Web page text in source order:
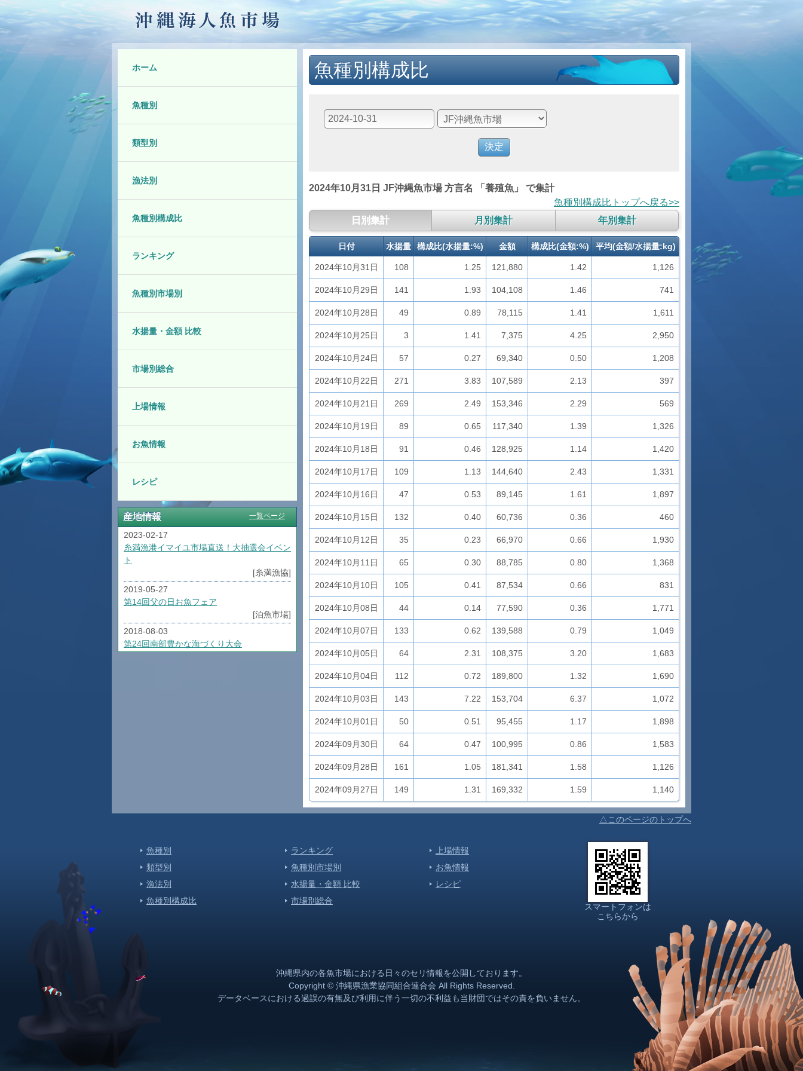
魚種別構成比
2024年10月31日 JF沖縄魚市場 方言名 「養殖魚」 で集計
魚種別構成比トップへ戻る>>
日別集計
月別集計 年別集計
日付 水揚量 構成比(水揚量:%) 金額 構成比(金額:%) 平均(金額/水揚量:kg)
2024年10月31日 108 1.25 121,880 1.42 1,126
2024年10月29日 141 1.93 104,108 1.46 741
2024年10月28日 49 0.89 78,115 1.41 1,611
2024年10月25日 3 1.41 7,375 4.25 2,950
2024年10月24日 57 0.27 69,340 0.50 1,208
2024年10月22日 271 3.83 107,589 2.13 397
2024年10月21日 269 2.49 153,346 2.29 569
2024年10月19日 89 0.65 117,340 1.39 1,326
2024年10月18日 91 0.46 128,925 1.14 1,420
2024年10月17日 109 1.13 144,640 2.43 1,331
2024年10月16日 47 0.53 89,145 1.61 1,897
2024年10月15日 132 0.40 60,736 0.36 460
2024年10月12日 35 0.23 66,970 0.66 1,930
2024年10月11日 65 0.30 88,785 0.80 1,368
2024年10月10日 105 0.41 87,534 0.66 831
2024年10月08日 44 0.14 77,590 0.36 1,771
2024年10月07日 133 0.62 139,588 0.79 1,049
2024年10月05日 64 2.31 108,375 3.20 1,683
2024年10月04日 112 0.72 189,800 1.32 1,690
2024年10月03日 143 7.22 153,704 6.37 1,072
2024年10月01日 50 0.51 95,455 1.17 1,898
2024年09月30日 64 0.47 100,995 0.86 1,583
2024年09月28日 161 1.05 181,341 1.58 1,126
2024年09月27日 149 1.31 169,332 1.59 1,140
ホーム
魚種別
類型別
漁法別
魚種別構成比
ランキング
魚種別市場別
水揚量・金額 比較
市場別総合
上場情報
お魚情報
レシピ
産地情報
2023-02-17
糸満漁港イマイユ市場直送！大抽選会イベン
ト
[糸満漁協]
2019-05-27
第14回父の日お魚フェア
[泊魚市場]
2018-08-03
第24回南部豊かな海づくり大会
2017-04-07
クロマグロのシーズン到来！！
鮮魚卸流通協同組合の新年会
2017-01-06
2017-01-04
[泊魚市場]
一覧ページ
△このページのトップへ
魚種別
類型別
漁法別
魚種別構成比
ランキング
魚種別市場別
水揚量・金額 比較
市場別総合
上場情報
お魚情報
レシピ
スマートフォンは
こちらから
沖縄県内の各魚市場における日々のセリ情報を公開しております。
Copyright © 沖縄県漁業協同組合連合会 All Rights Reserved.
データベースにおける過誤の有無及び利用に伴う一切の不利益も当財団ではその責を負いません。